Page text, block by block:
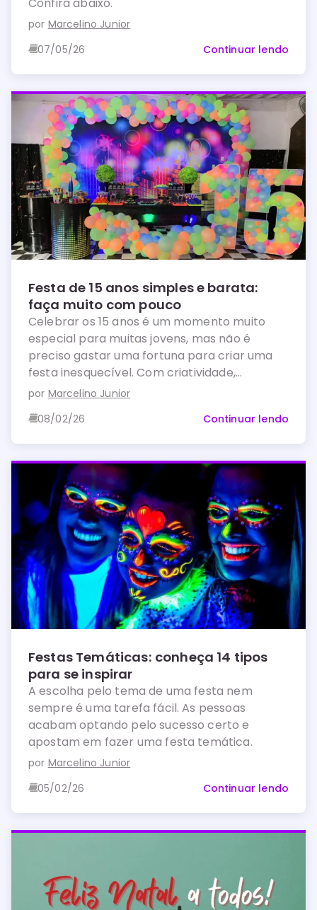
por Marcelino Junior
07/05/26
Continuar lendo
Festa de 15 anos simples e barata:
faça muito com pouco
Celebrar os 15 anos é um momento muito
especial para muitas jovens, mas não é
preciso gastar uma fortuna para criar uma
festa inesquecível. Com criatividade,
organização e planejamento, é possível
com um orçamento reduzido.
por Marcelino Junior
08/02/26
Continuar lendo
Festas Temáticas: conheça 14 tipos
para se inspirar
A escolha pelo tema de uma festa nem
sempre é uma tarefa fácil. As pessoas
acabam optando pelo sucesso certo e
apostam em fazer uma festa temática.
por Marcelino Junior
05/02/26
Continuar lendo